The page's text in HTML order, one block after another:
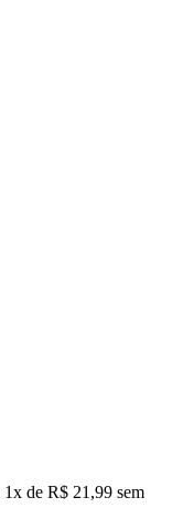
1x de R$ 21,99 sem